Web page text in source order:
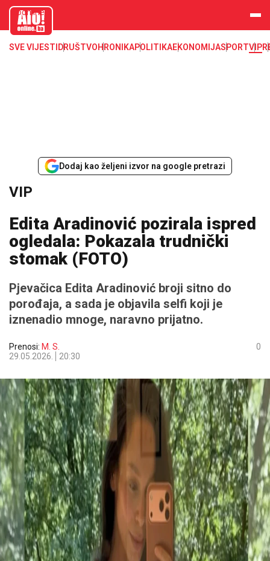
aloonline.b
SVE VIJESTI DRUŠTVOHRONIKAPOLITIKAEKONOMIJASPORTVIP
Dodaj kao željeni izvor na google pretrazi
VIP
Edita Aradinović pozirala ispred
ogledala: Pokazala trudnički
stomak (FOTO)
Pjevačica Edita Aradinović broji sitno do
porođaja, a sada je objavila selfi koji je
iznenadio mnoge, naravno prijatno.
Prenosi: M. S.
29.05.2026.
20:30
0